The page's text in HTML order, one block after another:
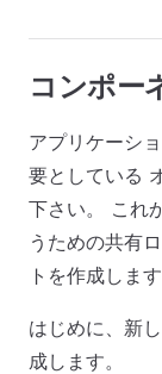
コンポー
アプリケーシ
要としている
下さい。 これ
うための共有
トを作成します
はじめに、新
成します。